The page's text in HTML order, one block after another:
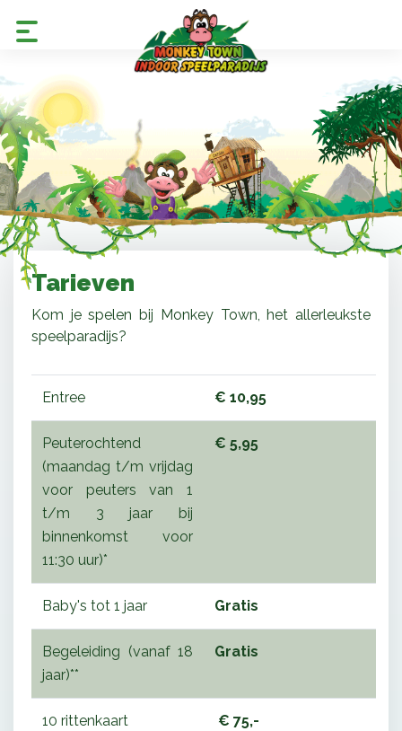
Tarieven
Kom je spelen bij Monkey Town, het allerleukste
speelparadijs?
Entree € 10,95
Peuterochtend
(maandag t/m vrijdag
voor peuters van 1
t/m 3 jaar bij
binnenkomst voor
11:30 uur)*
€ 5,95
Baby's tot 1 jaar Gratis
Begeleiding (vanaf 18
jaar)**
Gratis
10 rittenkaart € 75,-